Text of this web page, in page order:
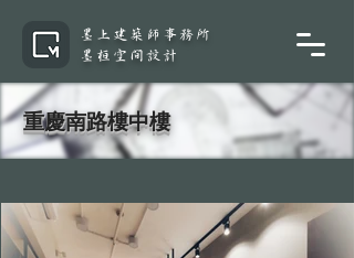
墨上建築師事務所
墨桓空間設計
重慶南路樓中樓